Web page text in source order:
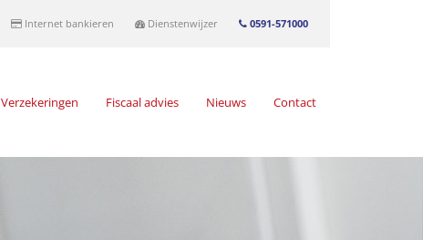
Internet bankieren Dienstenwijzer 0591-571000
Verzekeringen Fiscaal advies Nieuws Contact